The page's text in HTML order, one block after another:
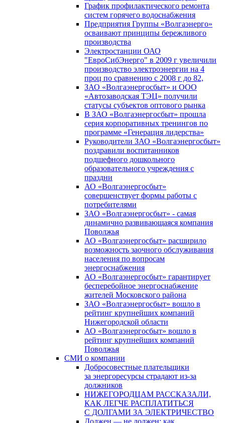
График профилактического ремонта
систем горячего водоснабжения
Предприятия Группы «Волгаэнерго»
осваивают принципы бережливого
производства
Электростанции ОАО
"ЕвроСибЭнерго" в 2009 г увеличили
производство электроэнергии на 4
проц по сравнению с 2008 г до 82,
ЗАО «Волгаэнергосбыт» и ООО
«Автозаводская ТЭЦ» получили
статусы субъектов оптового рынка
В ЗАО «Волгаэнергосбыт» прошла
серия корпоративных тренингов по
программе «Генерация лидерства»
Руководители ЗАО «Волгаэнергосбыт»
поздравили воспитанников
подшефного дошкольного
образовательного учреждения с
праздни
АО «Волгаэнергосбыт»
совершенствует формы работы с
потребителями
ЗАО «Волгаэнергосбыт» - самая
динамично развивающаяся компания
Поволжья
АО «Волгаэнергосбыт» расширило
возможность заочного обслуживания
населения по вопросам
энергоснабжения
АО «Волгаэнергосбыт» гарантирует
бесперебойное энергоснабжение
жителей Московского района
ЗАО «Волгаэнергосбыт» вошло в
рейтинг крупнейших компаний
Нижегородской области
АО «Волгаэнергосбыт» вошло в
рейтинг крупнейших компаний
Поволжья
СМИ о компании
Добросовестные плательщики
за энергоресурсы страдают из-за
должников
НИЖЕГОРОДЦАМ РАССКАЗАЛИ,
КАК ЛЕГЧЕ РАСПЛАТИТЬСЯ
С ДОЛГАМИ ЗА ЭЛЕКТРИЧЕСТВО